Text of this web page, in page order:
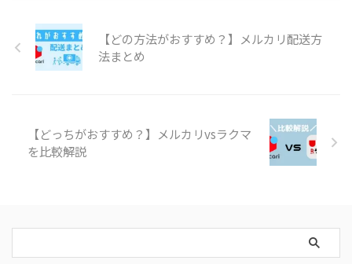
【どの方法がおすすめ？】メルカリ配送方
法まとめ
【どっちがおすすめ？】メルカリvsラクマ
を比較解説